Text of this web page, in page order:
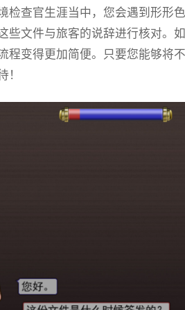
检查官生涯当中，您会遇到形形
文件与旅客的说辞进行核对。
变得更加简便。只要您能够将
！